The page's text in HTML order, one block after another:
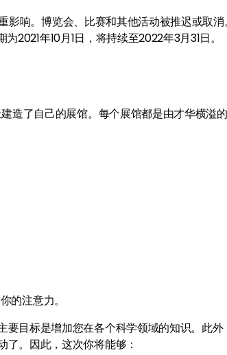
影响。博览会、比赛和其他活动被推迟或取消
年10月1日，将持续至2022年3月31日。
造了自己的展馆。每个展馆都是由才华横溢
的注意力。
目标是增加您在各个科学领域的知识。此外
。因此，这次你将能够：